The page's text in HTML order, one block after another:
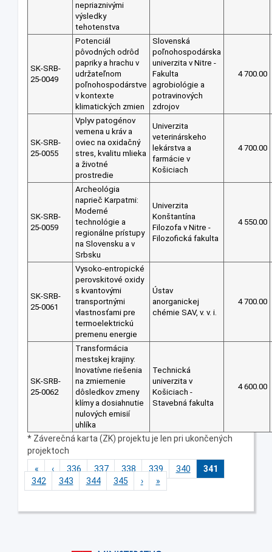
nepriaznivými
výsledky
tehotenstva
SK-SRB-
25-0049
Potenciál
pôvodných odrôd
papriky a hrachu v
udržateľnom
poľnohospodárstve
v kontexte
klimatických zmien
Slovenská
poľnohospodárska
univerzita v Nitre -
Fakulta
agrobiológie a
potravinových
zdrojov
4 700.00
SK-SRB-
25-0055
Vplyv patogénov
vemena u kráv a
oviec na oxidačný
stres, kvalitu mlieka
a životné
prostredie
Univerzita
veterinárskeho
lekárstva a
farmácie v
Košiciach
4 700.00
SK-SRB-
25-0059
Archeológia
naprieč Karpatmi:
Moderné
technológie a
regionálne prístupy
na Slovensku a v
Srbsku
Univerzita
Konštantína
Filozofa v Nitre -
Filozofická fakulta
4 550.00
SK-SRB-
25-0061
Vysoko-entropické
perovskitové oxidy
s kvantovými
transportnými
vlastnosťami pre
termoelektrickú
premenu energie
Ústav
anorganickej
chémie SAV, v. v. i.
4 700.00
SK-SRB-
25-0062
Transformácia
mestskej krajiny:
Inovatívne riešenia
na zmiernenie
dôsledkov zmeny
klímy a dosiahnutie
nulových emisií
uhlíka
Technická
univerzita v
Košiciach -
Stavebná fakulta
4 600.00
* Záverečná karta (ZK) projektu je len pri ukončených
projektoch
«
‹ 336 337 338 339 340
341
342
343 344 345 › »